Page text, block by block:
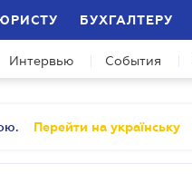
БУХГАЛТЕРУ
Интервью События
Перейти на українську